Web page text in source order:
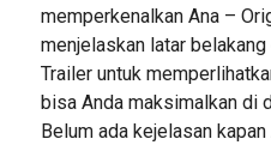
memperkenalkan Ana –
menjelaskan latar
Trailer untuk
bisa Anda maksimalkan di
Belum ada kejelasan